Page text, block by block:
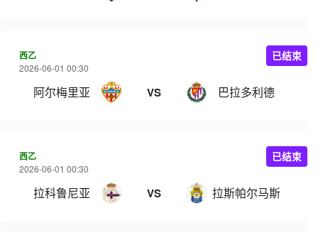
西乙
2026-06-01 00:30
阿尔梅里亚 VS 巴拉多利德
已结束
西乙
2026-06-01 00:30
拉科鲁尼亚 VS 拉斯帕尔马斯
已结束